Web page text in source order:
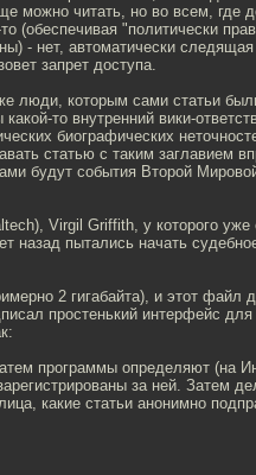
можно читать, но во всем, где
(обеспечивая "политически
- нет, автоматически
запрет доступа.
люди, которым сами статьи
то внутренний вики-
биографических
статью с таким заглавием
будут события Второй
Virgil Griffith, у которого уже
назад пытались начать
2 гигабайта), и этот файл
простенький интерфейс
программы определяют (на
за ней. Затем
какие статьи анонимно